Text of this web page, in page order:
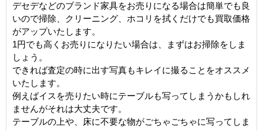
デセデなどのブランド家具をお売りになる場合は簡単でも良
いので掃除、クリーニング、ホコリを拭くだけでも買取価格
がアップいたします。
1円でも高くお売りになりたい場合は、まずはお掃除をしま
しょう。
できれば査定の時に出す写真もキレイに撮ることをオススメ
いたします。
例えばイスを売りたい時にテーブルも写ってしまうかもしれ
ませんがそれは大丈夫です。
テーブルの上や、床に不要な物がごちゃごちゃに写ってしま